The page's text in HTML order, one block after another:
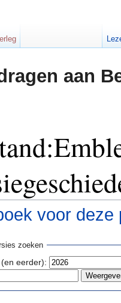
aan
voor deze
zoeken
eerder):